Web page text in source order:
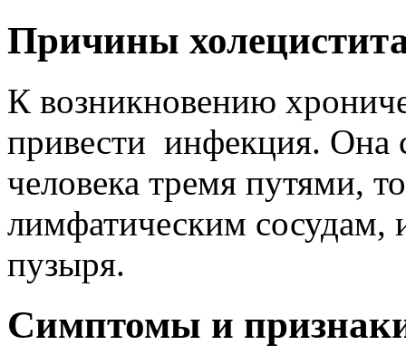
Причины
К возникновению
привести инфекция. Она
человека тремя путями,
лимфатическим сосудам,
пузыря.
Симптомы и